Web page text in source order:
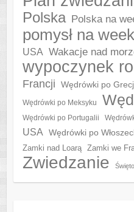
Polska
Polska na
pomysł na
USA Wakacje nad
wypoczynek
Francji
Wędrówki po
Wędrówki po Meksyku
Wędrówki po Portugalii
USA
Wędrówki po
Zamki nad Loarą Zamki we
Zwiedzanie